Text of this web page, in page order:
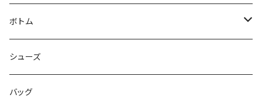
シャツ
ニット
ジャケット
コート
ボトム
パンツ
ショートパンツ
シューズ
バッグ